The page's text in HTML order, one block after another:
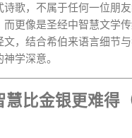
歌，不属于任何一位朋
而更像是圣经中智慧文学
文，结合希伯来语言细节
学深意。
慧比金银更难得